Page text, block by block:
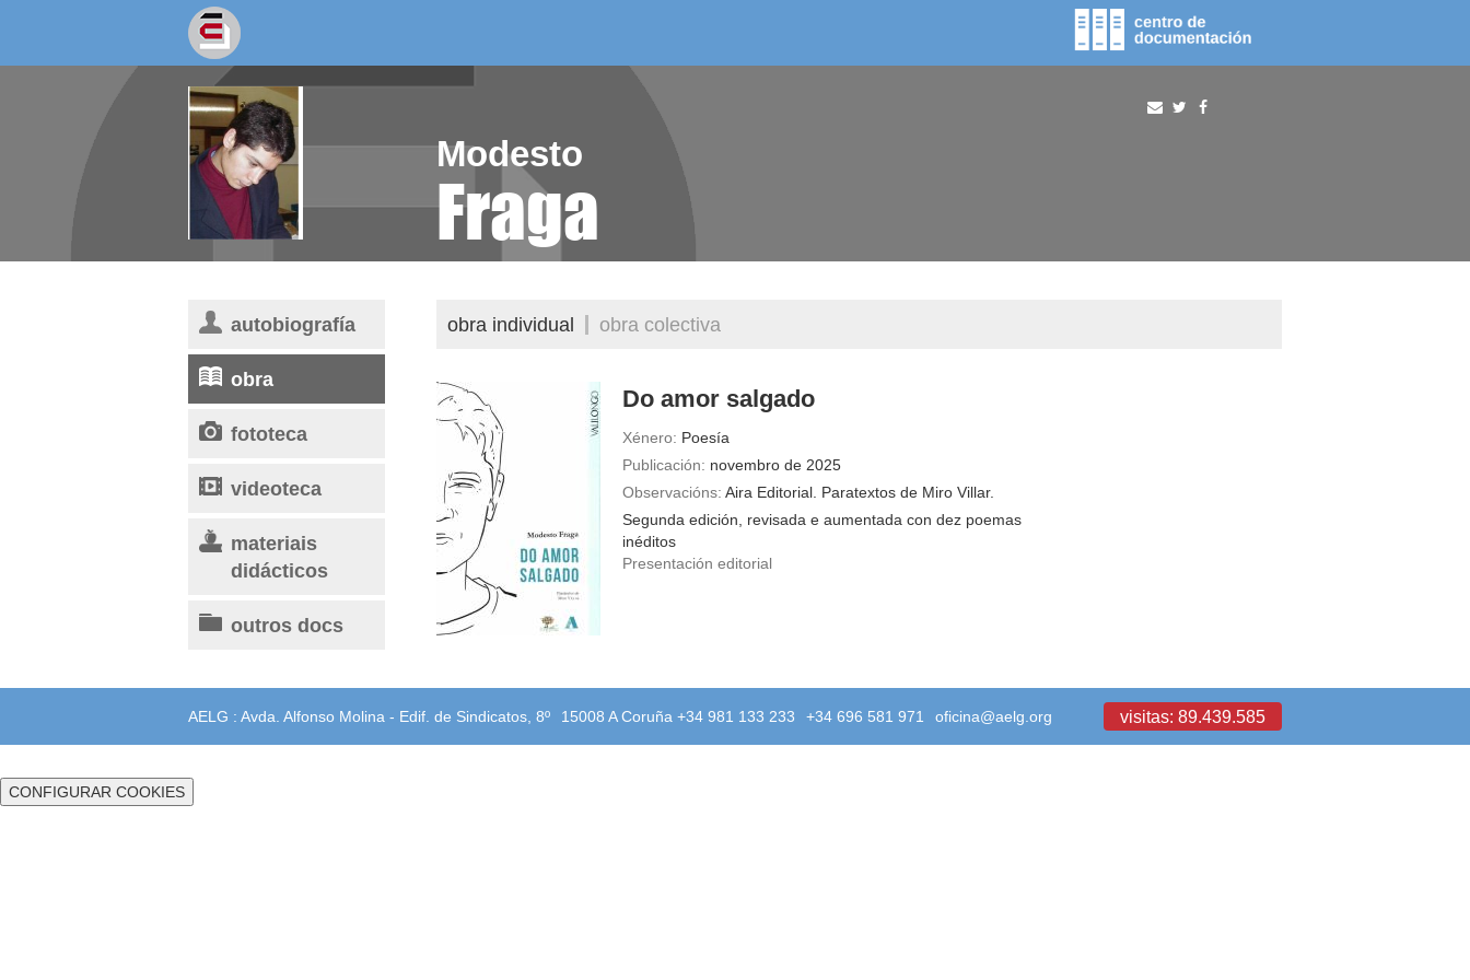
socios/as fototeca procura
Modesto
Fraga
autobiografía
obra
fototeca
videoteca
materiais
didácticos
outros docs
obra individual obra colectiva
Do amor salgado
Xénero: Poesía
Publicación: novembro de 2025
Observacións: Aira Editorial. Paratextos de Miro Villar.
Segunda edición, revisada e aumentada con dez poemas
inéditos
Presentación editorial
AELG : Avda. Alfonso Molina - Edif. de Sindicatos, 8º 15008 A Coruña +34 981 133 233 +34 696 581 971 oficina@aelg.org visitas: 89.439.585
CONFIGURAR COOKIES